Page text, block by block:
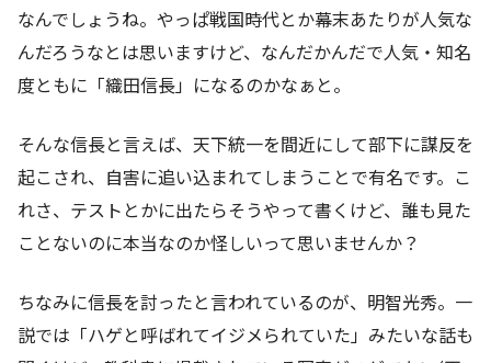
なんでしょうね。やっぱ戦国時代とか幕末あたりが人気な
んだろうなとは思いますけど、なんだかんだで人気・知名
度ともに「織田信長」になるのかなぁと。
そんな信長と言えば、天下統一を間近にして部下に謀反を
起こされ、自害に追い込まれてしまうことで有名です。こ
れさ、テストとかに出たらそうやって書くけど、誰も見た
ことないのに本当なのか怪しいって思いませんか？
ちなみに信長を討ったと言われているのが、明智光秀。一
説では「ハゲと呼ばれてイジメられていた」みたいな話も